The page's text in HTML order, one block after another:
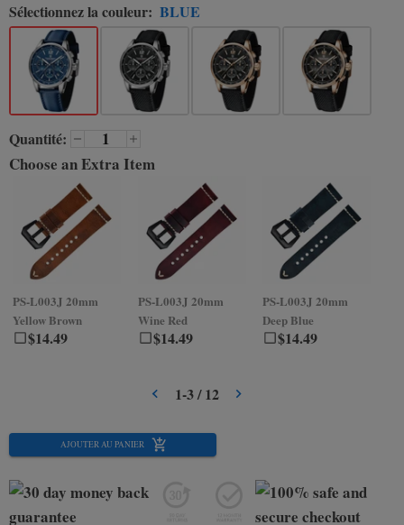
Sélectionnez la couleur: BLUE
Quantité:
Choose an Extra Item
$14.49
PS-L003J 20mm
Yellow Brown
$14.49
PS-L003J 20mm
Wine Red
$14.49
PS-L003J 20mm
Deep Blue
1-3/12
AJOUTER AU PANIER